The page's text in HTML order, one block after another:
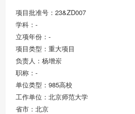
项目批准号：23&ZD007
学科：-
立项年份：-
项目类型：重大项目
负责人：杨增岽
职称：-
单位类型：985高校
工作单位：北京师范大学
省市：北京